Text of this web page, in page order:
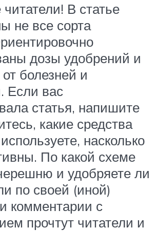
В статье
не все сорта
дозы удобрений и
болезней и
Если вас
статья, напишите
какие средства
насколько
По какой схеме
и удобряете ли
по своей (иной)
комментарии с
прочтут читатели и